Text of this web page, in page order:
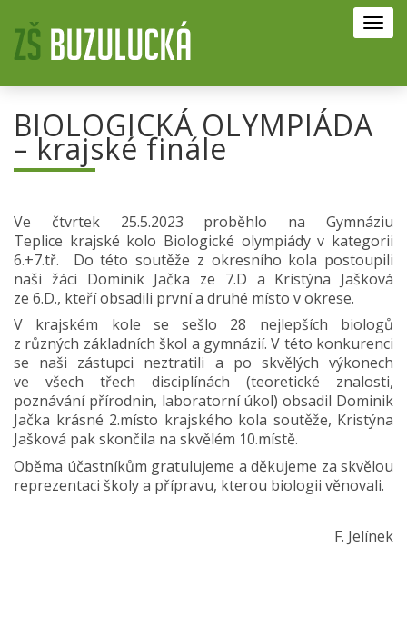
BIOLOGICKÁ OLYMPIÁDA
– krajské finále
Ve čtvrtek 25.5.2023 proběhlo na Gymnáziu
Teplice krajské kolo Biologické olympiády v kategorii
6.+7.tř. Do této soutěže z okresního kola postoupili
naši žáci Dominik Jačka ze 7.D a Kristýna Jašková
ze 6.D., kteří obsadili první a druhé místo v okrese.
V krajském kole se sešlo 28 nejlepších biologů
z různých základních škol a gymnázií. V této konkurenci
se naši zástupci neztratili a po skvělých výkonech
ve všech třech disciplínách (teoretické znalosti,
poznávání přírodnin, laboratorní úkol) obsadil Dominik
Jačka krásné 2.místo krajského kola soutěže, Kristýna
Jašková pak skončila na skvělém 10.místě.
Oběma účastníkům gratulujeme a děkujeme za skvělou
reprezentaci školy a přípravu, kterou biologii věnovali.
F. Jelínek